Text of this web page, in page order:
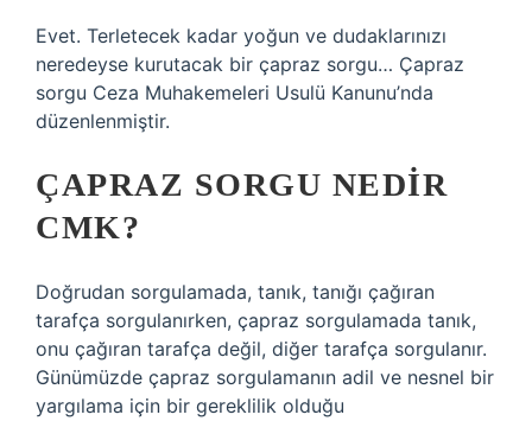
Evet. Terletecek kadar yoğun ve dudaklarınızı
neredeyse kurutacak bir çapraz sorgu… Çapraz
sorgu Ceza Muhakemeleri Usulü Kanunu’nda
düzenlenmiştir.
ÇAPRAZ SORGU NEDIR
CMK?
Doğrudan sorgulamada, tanık, tanığı çağıran
tarafça sorgulanırken, çapraz sorgulamada tanık,
onu çağıran tarafça değil, diğer tarafça sorgulanır.
Günümüzde çapraz sorgulamanın adil ve nesnel bir
yargılama için bir gereklilik olduğu